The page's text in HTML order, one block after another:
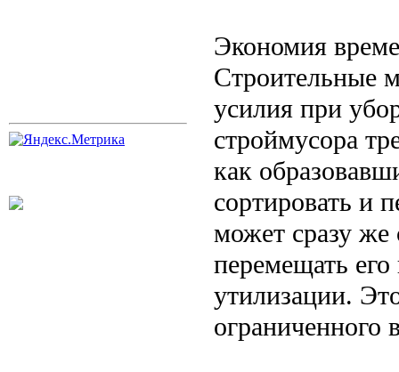
Экономия
Строительные
усилия при
строймусора
как
сортировать и
может сразу же
перемещать
утилизации.
ограниченного